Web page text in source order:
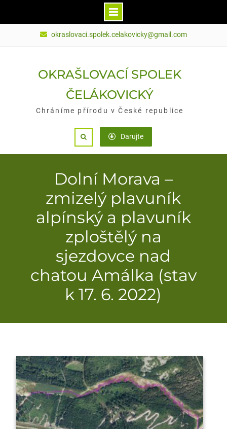
okraslovaci.spolek.celakovicky@gmail.com
OKRAŠLOVACÍ SPOLEK
ČELÁKOVICKÝ
Chráníme přírodu v České republice
Search Darujte
Dolní Morava –
zmizelý plavuník
alpínský a plavuník
zploštělý na
sjezdovce nad
chatou Amálka (stav
k 17. 6. 2022)